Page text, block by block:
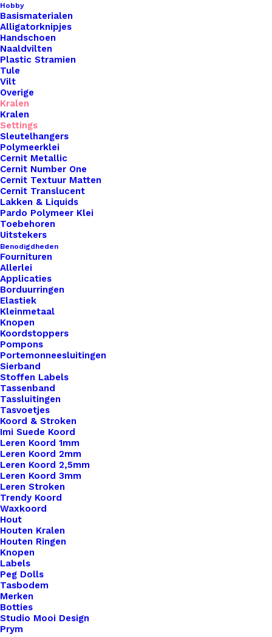
Hobby
Basismaterialen
Alligatorknipjes
Handschoen
Naaldvilten
Plastic Stramien
Tule
Vilt
Overige
Kralen
Kralen
Settings
Sleutelhangers
Polymeerklei
Cernit Metallic
Cernit Number One
Cernit Textuur Matten
Cernit Translucent
Lakken & Liquids
Pardo Polymeer Klei
Toebehoren
Uitstekers
Benodigdheden
Fournituren
Allerlei
Applicaties
Borduurringen
Elastiek
Kleinmetaal
Knopen
Koordstoppers
Pompons
Portemonneesluitingen
Sierband
Stoffen Labels
Tassenband
Tassluitingen
Tasvoetjes
Koord & Stroken
Imi Suede Koord
Leren Koord 1mm
Leren Koord 2mm
Leren Koord 2,5mm
Leren Koord 3mm
Leren Stroken
Trendy Koord
Waxkoord
Hout
Houten Kralen
Houten Ringen
Knopen
Labels
Peg Dolls
Tasbodem
Merken
Botties
Studio Mooi Design
Prym
Cernit Nr1 56Gr – Turquoise Blue 280
€1,99
€0,45